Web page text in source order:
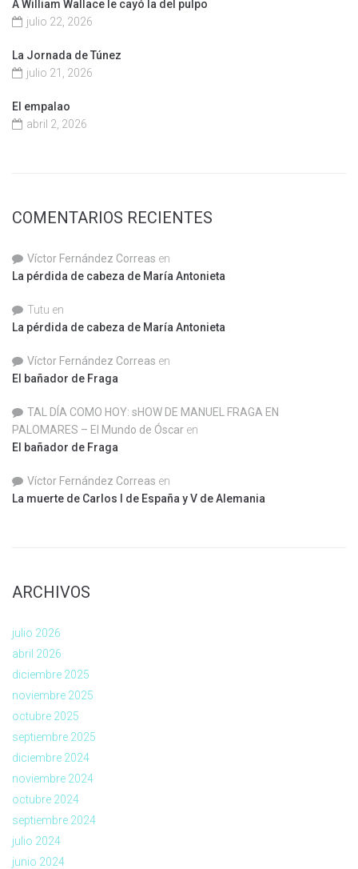
A William Wallace le cayó la del pulpo
julio 22, 2026
La Jornada de Túnez
julio 21, 2026
El empalao
abril 2, 2026
COMENTARIOS RECIENTES
Víctor Fernández Correas en
La pérdida de cabeza de María Antonieta
Tutu en
La pérdida de cabeza de María Antonieta
Víctor Fernández Correas en
El bañador de Fraga
TAL DÍA COMO HOY: sHOW DE MANUEL FRAGA EN
PALOMARES – El Mundo de Óscar en
El bañador de Fraga
Víctor Fernández Correas en
La muerte de Carlos I de España y V de Alemania
ARCHIVOS
julio 2026
abril 2026
diciembre 2025
noviembre 2025
octubre 2025
septiembre 2025
diciembre 2024
noviembre 2024
octubre 2024
septiembre 2024
julio 2024
junio 2024